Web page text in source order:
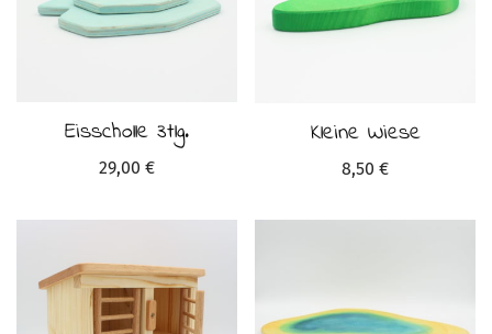
Eisscholle 3tlg.
29,00 €
Kleine Wiese
8,50 €